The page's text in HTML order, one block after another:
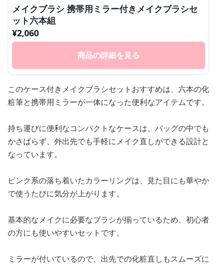
メイクブラシ 携帯用ミラー付きメイクブラシセ
ット六本組
¥2,060
商品の詳細を見る
このケース付きメイクブラシセットおすすめは、六本の化
粧筆と携帯用ミラーが一体になった便利なアイテムです。
持ち運びに便利なコンパクトなケースは、バッグの中でも
かさばらず、外出先でも手軽にメイク直しができる設計と
なっています。
ピンク系の落ち着いたカラーリングは、見た目にも華やか
で使うたびに気分が上がります。
基本的なメイクに必要なブラシが揃っているため、初心者
の方にも使いやすいセットです。
ミラーが付いているので、出先での化粧直しもスムーズに